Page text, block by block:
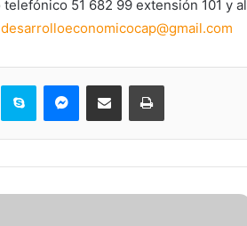
51 682 99 extensión 101 y al
desarrolloeconomicocap@gmail.com
Skype Messenger
Share via Email Print